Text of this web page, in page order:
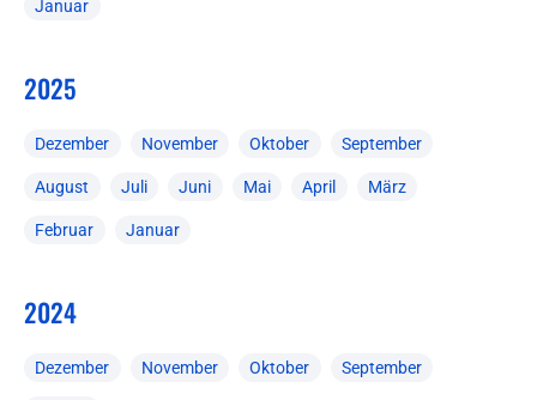
Januar
2025
Dezember November Oktober September
August Juli Juni Mai April März
Februar Januar
2024
Dezember November Oktober September